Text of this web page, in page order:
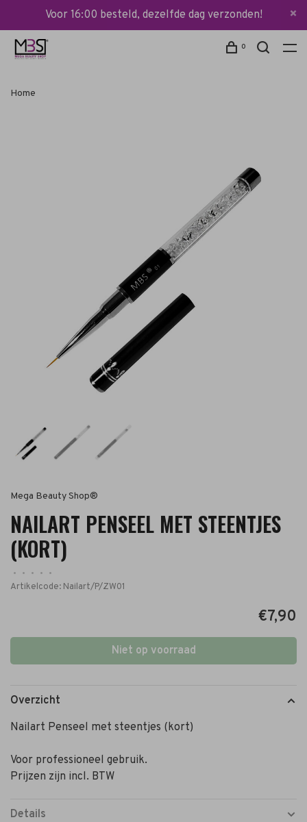
Voor 16:00 besteld, dezelfde dag verzonden!
0
Home
Mega Beauty Shop®
NAILART PENSEEL MET STEENTJES
(KORT)
• • • •
•
Artikelcode: Nailart/P/ZW01
€7,90
Niet op voorraad
Overzicht
Nailart Penseel met steentjes (kort)
Voor professioneel gebruik.
Prijzen zijn incl. BTW
Details